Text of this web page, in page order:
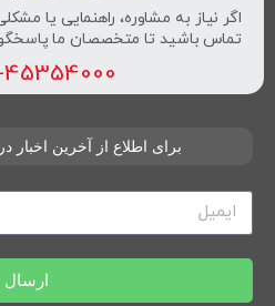
اگر نیاز به مشاوره، راهنمایی یا
تماس باشید تا متخصصان ما
برای اطلاع از آخرین اخبار
ارسال